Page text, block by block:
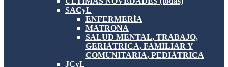
SACyL
ENFERMERÍA
MATRONA
SALUD MENTAL, TRABAJO,
GERIÁTRICA, FAMILIAR Y
COMUNITARIA, PEDIÁTRICA
JCyL